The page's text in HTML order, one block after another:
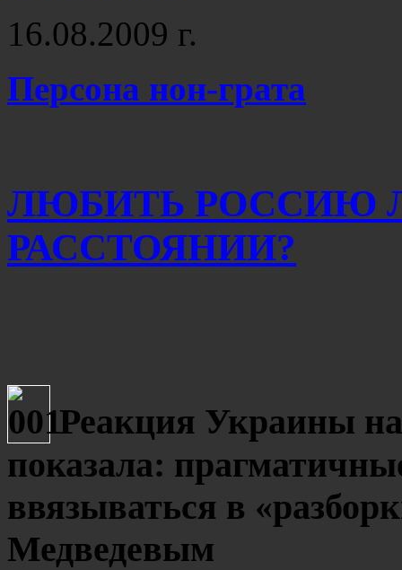
16.08.2009 г.
Персона нон-грата
ЛЮБИТЬ РОССИЮ
РАССТОЯНИИ?
Реакция Украины
показала:
ввязываться в
Медведевым